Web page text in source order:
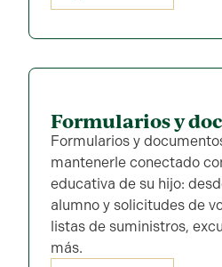
Formularios y
Formularios y
mantenerle conectado
educativa de su hijo:
alumno y solicitudes de
listas de suministros,
más.